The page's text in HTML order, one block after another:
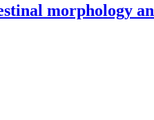
morphology